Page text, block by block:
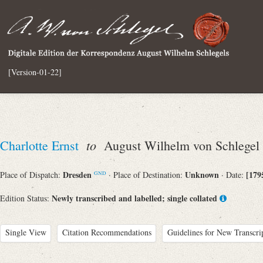
[Version-01-22]
Charlotte Ernst to August Wilhelm von Schlegel
Place of Dispatch: Dresden GND · Place of Destination: Unknown · Date:
Edition Status: Newly transcribed and labelled; single collated
Single View Citation Recommendations Guidelines for New